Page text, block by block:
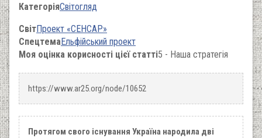
КатегоріяСвітогляд
СвітПроект «СЕНСАР»
СпецтемаЕльфійський проект
Моя оцінка корисності цієї статті5 - Наша стратегія
https://www.ar25.org/node/10652
Протягом свого існування Україна народила дві